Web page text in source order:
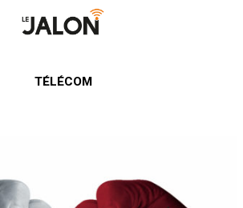
TÉLÉCOM